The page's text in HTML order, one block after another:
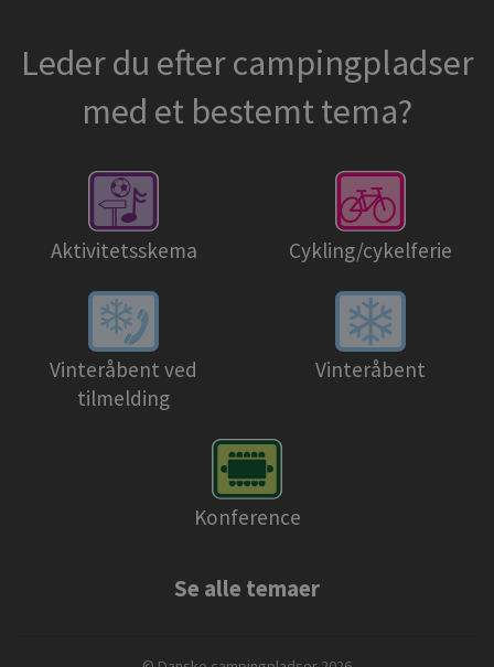
Leder du efter campingpladser
med et bestemt tema?
Aktivitetsskema Cykling/cykelferie
Vinteråbent ved
tilmelding
Vinteråbent
Konference
Se alle temaer